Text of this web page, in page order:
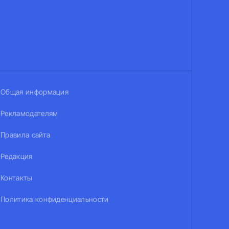
Общая информация
Рекламодателям
Правила сайта
Редакция
Контакты
Политика конфиденциальности